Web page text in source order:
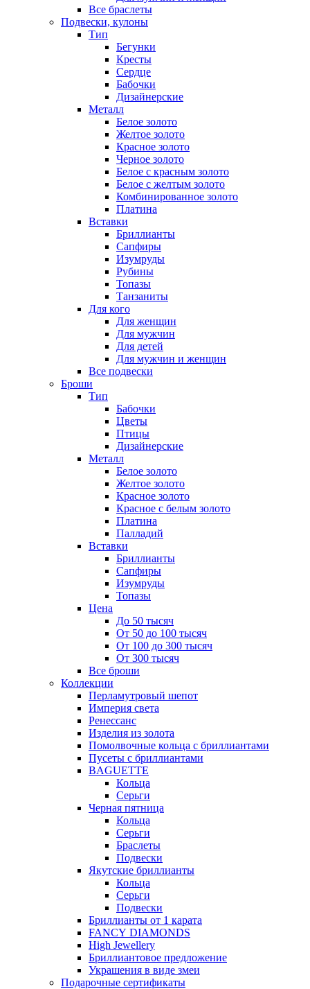
Все браслеты
Подвески, кулоны
Тип
Бегунки
Кресты
Сердце
Бабочки
Дизайнерские
Металл
Белое золото
Желтое золото
Красное золото
Черное золото
Белое с красным золото
Белое с желтым золото
Комбинированное золото
Платина
Вставки
Бриллианты
Сапфиры
Изумруды
Рубины
Топазы
Танзаниты
Для кого
Для женщин
Для мужчин
Для детей
Для мужчин и женщин
Все подвески
Броши
Тип
Бабочки
Цветы
Птицы
Дизайнерские
Металл
Белое золото
Желтое золото
Красное золото
Красное с белым золото
Платина
Палладий
Вставки
Бриллианты
Сапфиры
Изумруды
Топазы
Цена
До 50 тысяч
От 50 до 100 тысяч
От 100 до 300 тысяч
От 300 тысяч
Все броши
Коллекции
Перламутровый шепот
Империя света
Ренессанс
Изделия из золота
Помолвочные кольца с бриллиантами
Пусеты с бриллиантами
BAGUETTE
Кольца
Серьги
Черная пятница
Кольца
Серьги
Браслеты
Подвески
Якутские бриллианты
Кольца
Серьги
Подвески
Бриллианты от 1 карата
FANCY DIAMONDS
High Jewellery
Бриллиантовое предложение
Украшения в виде змеи
Подарочные сертификаты